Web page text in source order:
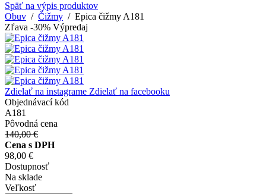
Späť na výpis produktov
Obuv / Čižmy / Epica čižmy A181
Zľava -30% Výpredaj
Zdielať na instagrame Zdielať na facebooku
Objednávací kód
A181
Pôvodná cena
140,00 €
Cena s DPH
98,00 €
Dostupnosť
Na sklade
Veľkosť